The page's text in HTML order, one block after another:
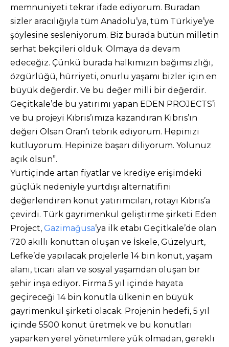
memnuniyeti tekrar ifade ediyorum. Buradan
sizler aracılığıyla tüm Anadolu’ya, tüm Türkiye’ye
şöylesine sesleniyorum. Biz burada bütün milletin
serhat bekçileri olduk. Olmaya da devam
edeceğiz. Çünkü burada halkımızın bağımsızlığı,
özgürlüğü, hürriyeti, onurlu yaşamı bizler için en
büyük değerdir. Ve bu değer milli bir değerdir.
Geçitkale’de bu yatırımı yapan EDEN PROJECTS’i
ve bu projeyi Kıbrıs’ımıza kazandıran Kıbrıs’ın
değeri Olsan Oran’ı tebrik ediyorum. Hepinizi
kutluyorum. Hepinize başarı diliyorum. Yolunuz
açık olsun”.
Yurtiçinde artan fiyatlar ve krediye erişimdeki
güçlük nedeniyle yurtdışı alternatifini
değerlendiren konut yatırımcıları, rotayı Kıbrıs’a
çevirdi. Türk gayrimenkul geliştirme şirketi Eden
Project, Gazimağusa’ya ilk etabı Geçitkale’de olan
720 akıllı konuttan oluşan ve İskele, Güzelyurt,
Lefke’de yapılacak projelerle 14 bin konut, yaşam
alanı, ticari alan ve sosyal yaşamdan oluşan bir
şehir inşa ediyor. Firma 5 yıl içinde hayata
geçireceği 14 bin konutla ülkenin en büyük
gayrimenkul şirketi olacak. Projenin hedefi, 5 yıl
içinde 5500 konut üretmek ve bu konutları
yaparken yerel yönetimlere yük olmadan, gerekli